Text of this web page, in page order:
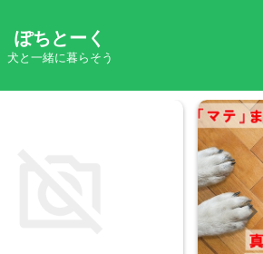
ぽちとーく
犬と一緒に暮らそう